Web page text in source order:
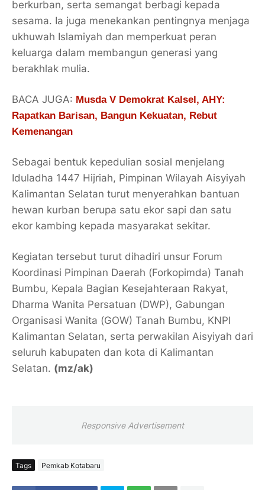
berkurban, serta semangat berbagi kepada
sesama. Ia juga menekankan pentingnya menjaga
ukhuwah Islamiyah dan memperkuat peran
keluarga dalam membangun generasi yang
berakhlak mulia.
BACA JUGA: Musda V Demokrat Kalsel, AHY:
Rapatkan Barisan, Bangun Kekuatan, Rebut
Kemenangan
Sebagai bentuk kepedulian sosial menjelang
Iduladha 1447 Hijriah, Pimpinan Wilayah Aisyiyah
Kalimantan Selatan turut menyerahkan bantuan
hewan kurban berupa satu ekor sapi dan satu
ekor kambing kepada masyarakat sekitar.
Kegiatan tersebut turut dihadiri unsur Forum
Koordinasi Pimpinan Daerah (Forkopimda) Tanah
Bumbu, Kepala Bagian Kesejahteraan Rakyat,
Dharma Wanita Persatuan (DWP), Gabungan
Organisasi Wanita (GOW) Tanah Bumbu, KNPI
Kalimantan Selatan, serta perwakilan Aisyiyah dari
seluruh kabupaten dan kota di Kalimantan
Selatan. (mz/ak)
Responsive Advertisement
Tags Pemkab Kotabaru